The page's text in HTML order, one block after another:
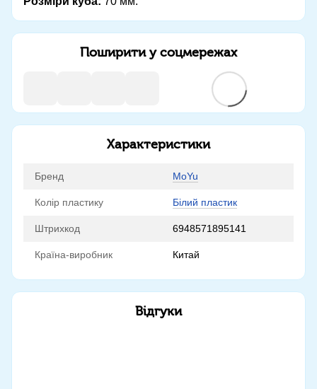
Поширити у соцмережах
Характеристики
Бренд MoYu
Колір пластику Білий пластик
Штрихкод 6948571895141
Країна-виробник Китай
Відгуки